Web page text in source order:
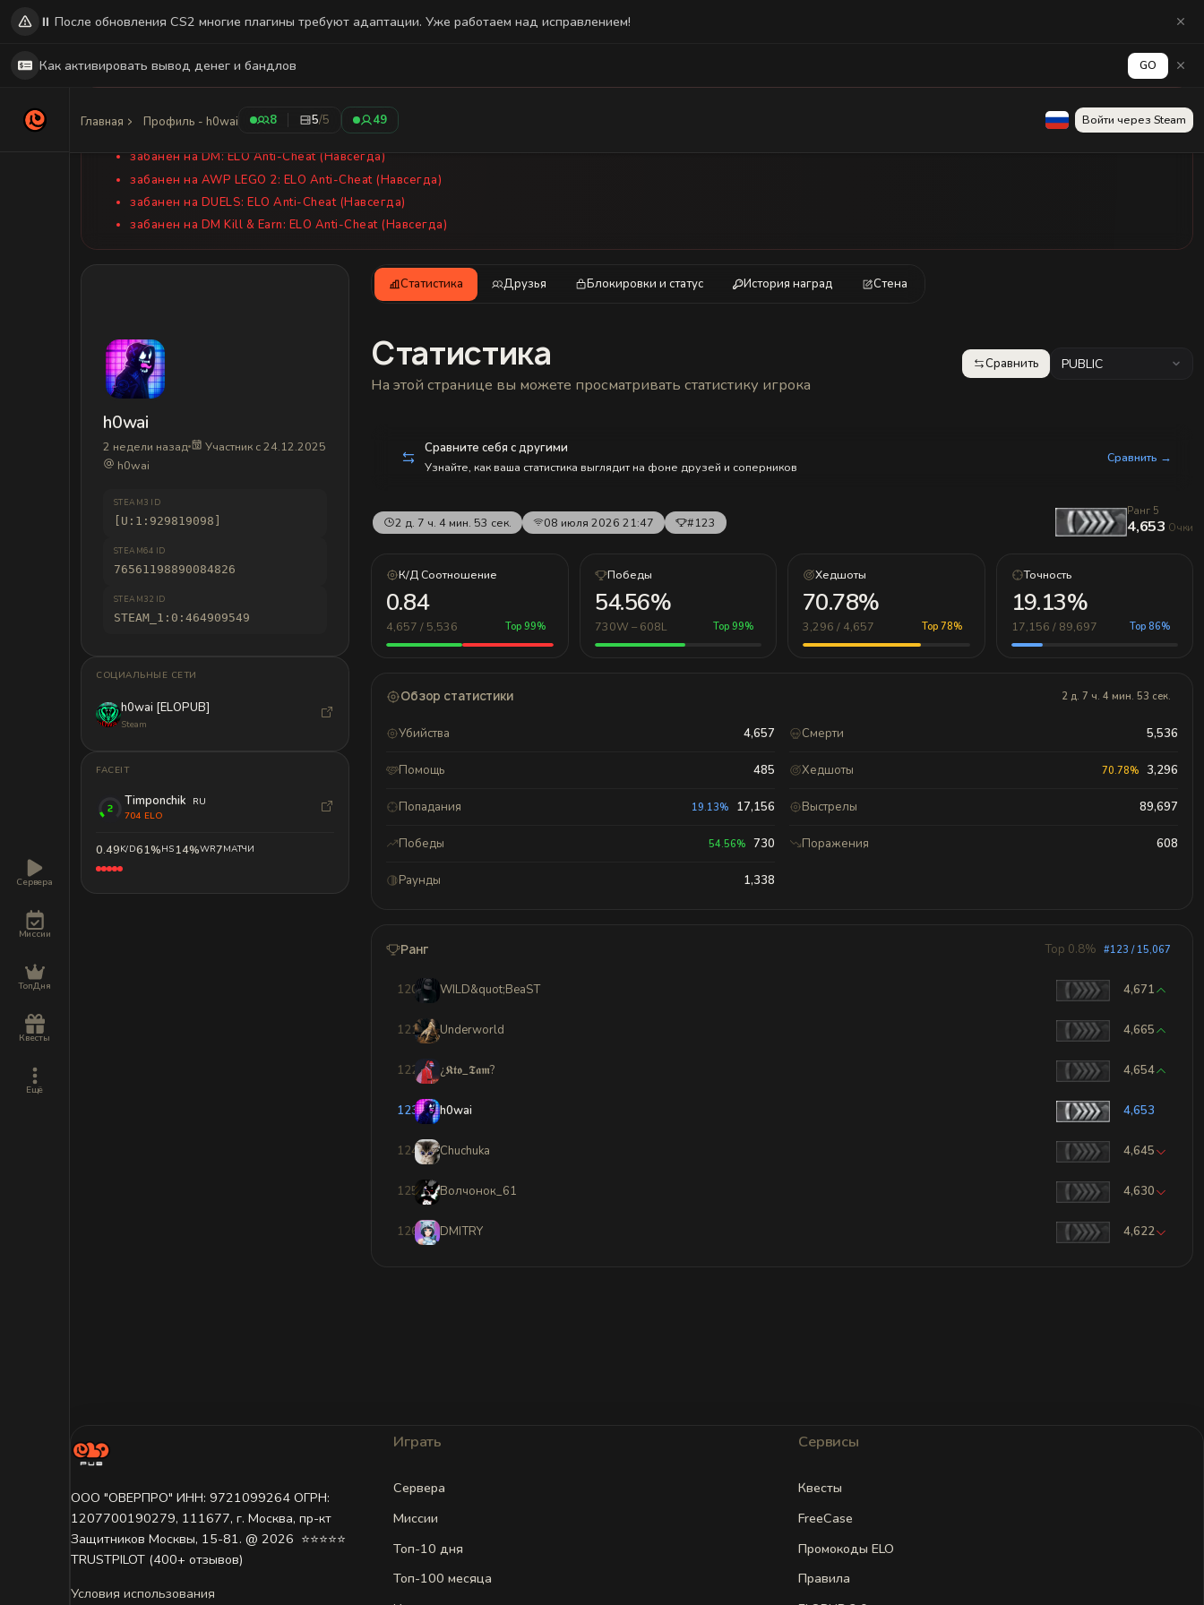
Сервера
Миссии
ТопДня
Квесты
Ещё
Главная Профиль - h0wai 8 5/5 49 Войти через Steam
на PUBLIC: ELO Anti-Cheat (Навсегда)
забаненна DM: ELO Anti-Cheat (Навсегда)
забанен на AWP LEGO 2: ELO Anti-Cheat (Навсегда)
забанен на DUELS: ELO Anti-Cheat (Навсегда)
забанен на DM Kill & Earn: ELO Anti-Cheat (Навсегда)
h0wai
2 недели назад
Участник с 24.12.2025
h0wai
STEAM3 ID
[U:1:929819098]
STEAM64 ID
76561198890084826
STEAM32 ID
STEAM_1:0:464909549
СОЦИАЛЬНЫЕ СЕТИ
h0wai [ELOPUB]
Steam
FACEIT
Timponchik
RU
704 ELO
0.49K/D61%HS14%WR7МАТЧИ
Статистика Друзья Блокировки и статус История наград Стена
Статистика
На этой странице вы можете просматривать статистику игрока
Сравнить PUBLIC
Сравните себя с другими
Узнайте, как ваша статистика выглядит на фоне друзей и соперников
Сравнить →
2 д. 7 ч. 4 мин. 53 сек. 08 июля 2026 21:47 #123
Ранг 5
4,653 Очки
К/Д Соотношение
0.84
4,657 / 5,536 Top 99%
Победы
54.56%
730W – 608L Top 99%
Хедшоты
70.78%
3,296 / 4,657 Top 78%
Точность
19.13%
17,156 / 89,697 Top 86%
Обзор статистики 2 д. 7 ч. 4 мин. 53 сек.
Убийства 4,657 Смерти 5,536
Помощь 485 Хедшоты 70.78% 3,296
Попадания 19.13% 17,156 Выстрелы 89,697
Победы 54.56% 730 Поражения 608
Раунды 1,338
Ранг Top 0.8% #123 / 15,067
120 WILD&quot;BeaST 4,671
121 Underworld 4,665
122 ¿𝕶𝖙𝖔_𝕿𝖆𝖒? 4,654
123 h0wai 4,653
124 Chuchuka 4,645
125 Волчонок_61 4,630
126 DMITRY 4,622
ООО "ОВЕРПРО" ИНН: 9721099264 ОГРН:
1207700190279, 111677, г. Москва, пр-кт
Защитников Москвы, 15-81. @ 2026 ㅤ ⭐⭐⭐⭐⭐
TRUSTPILOT (400+ отзывов)
Условия использования
Играть
Сервера
Миссии
Топ-10 дня
Топ-100 месяца
Сервисы
Квесты
FreeCase
Промокоды ELO
Правила
⏸️ После обновления CS2 многие плагины требуют адаптации. Уже работаем над исправлением!
Как активировать вывод денег и бандлов GO